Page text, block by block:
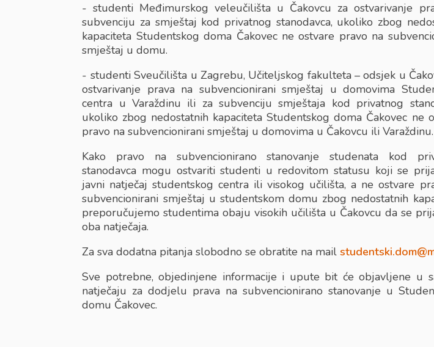
- studenti Međimurskog veleučilišta u Čakovcu za ostvarivanje
subvenciju za smještaj kod privatnog stanodavca, ukoliko zbog
kapaciteta Studentskog doma Čakovec ne ostvare pravo na
smještaj u domu.
- studenti Sveučilišta u Zagrebu, Učiteljskog fakulteta – odsjek u
ostvarivanje prava na subvencionirani smještaj u domovima
centra u Varaždinu ili za subvenciju smještaja kod privatnog
ukoliko zbog nedostatnih kapaciteta Studentskog doma Čakovec ne
pravo na subvencionirani smještaj u domovima u Čakovcu ili Varaždinu.
Kako pravo na subvencionirano stanovanje studenata kod
stanodavca mogu ostvariti studenti u redovitom statusu koji se
javni natječaj studentskog centra ili visokog učilišta, a ne ostvare
subvencionirani smještaj u studentskom domu zbog nedostatnih
preporučujemo studentima obaju visokih učilišta u Čakovcu da se
oba natječaja.
Za sva dodatna pitanja slobodno se obratite na mail
Sve potrebne, objedinjene informacije i upute bit će objavljene u
natječaju za dodjelu prava na subvencionirano stanovanje u
domu Čakovec.